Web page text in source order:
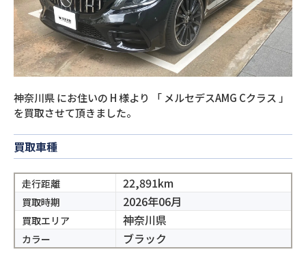
閉じる
神奈川県にお住いの H様より 「 メルセデスAMG Cクラス 」
を買取させて頂きました。
買取車種
走行距離 22,891km
買取時期 2026年06月
買取エリア 神奈川県
カラー ブラック